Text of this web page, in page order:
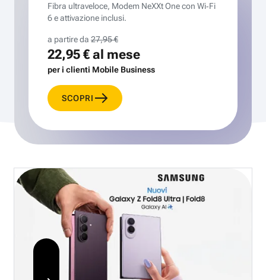
Fibra ultraveloce, Modem NeXXt One con Wi‑Fi
6 e attivazione inclusi.
a partire da 27,95 €
22,95 €al mese
per i clienti Mobile Business
SCOPRI